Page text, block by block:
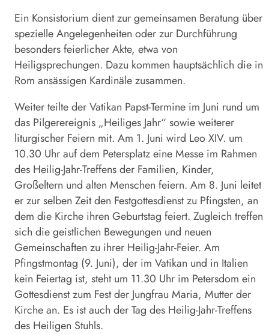
Ein Konsistorium dient zur gemeinsamen Beratung über
spezielle Angelegenheiten oder zur Durchführung
besonders feierlicher Akte, etwa von
Heiligsprechungen. Dazu kommen hauptsächlich die in
Rom ansässigen Kardinäle zusammen.
Weiter teilte der Vatikan Papst-Termine im Juni rund um
das Pilgerereignis „Heiliges Jahr“ sowie weiterer
liturgischer Feiern mit. Am 1. Juni wird Leo XIV. um
10.30 Uhr auf dem Petersplatz eine Messe im Rahmen
des Heilig-Jahr-Treffens der Familien, Kinder,
Großeltern und alten Menschen feiern. Am 8. Juni leitet
er zur selben Zeit den Festgottesdienst zu Pfingsten, an
dem die Kirche ihren Geburtstag feiert. Zugleich treffen
sich die geistlichen Bewegungen und neuen
Gemeinschaften zu ihrer Heilig-Jahr-Feier. Am
Pfingstmontag (9. Juni), der im Vatikan und in Italien
kein Feiertag ist, steht um 11.30 Uhr im Petersdom ein
Gottesdienst zum Fest der Jungfrau Maria, Mutter der
Kirche an. Es ist auch der Tag des Heilig-Jahr-Treffens
des Heiligen Stuhls.